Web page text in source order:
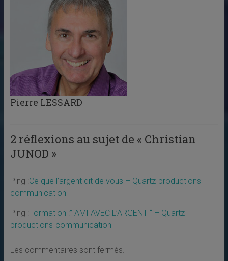
Pierre LESSARD
2 réflexions au sujet de « Christian
JUNOD »
Ping :Ce que l’argent dit de vous – Quartz-productions-
communication
Ping :Formation :” AMI AVEC L’ARGENT “ – Quartz-
productions-communication
Les commentaires sont fermés.